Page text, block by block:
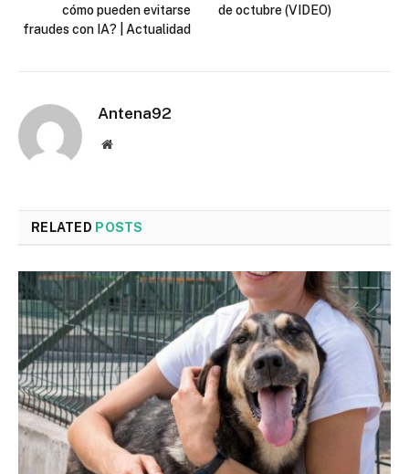
cómo pueden evitarse
fraudes con IA? | Actualidad
de octubre (VIDEO)
Antena92
Website
RELATED POSTS